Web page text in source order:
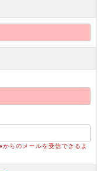
らのメールを受信できるよ